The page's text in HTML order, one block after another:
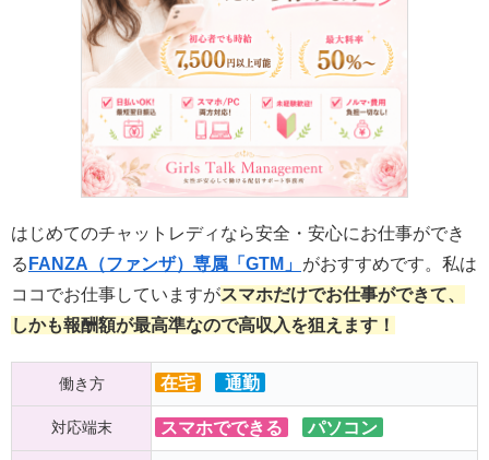
はじめてのチャットレディなら安全・安心にお仕事ができ
る FANZA（ファンザ）専属「GTM」 がおすすめです。私は
ココでお仕事していますがスマホだけでお仕事ができて、
しかも報酬額が最高準なので高収入を狙えます！
働き方 在宅 通勤
対応端末 スマホでできる パソコン